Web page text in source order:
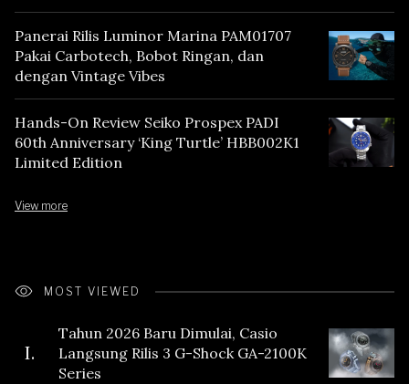
Panerai Rilis Luminor Marina PAM01707
Pakai Carbotech, Bobot Ringan, dan
dengan Vintage Vibes
Hands-On Review Seiko Prospex PADI
60th Anniversary ‘King Turtle’ HBB002K1
Limited Edition
View more
MOST VIEWED
I.
Tahun 2026 Baru Dimulai, Casio
Langsung Rilis 3 G-Shock GA-2100K
Series